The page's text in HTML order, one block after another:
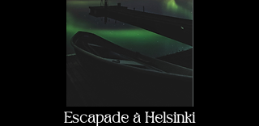
Escapade à Helsinki